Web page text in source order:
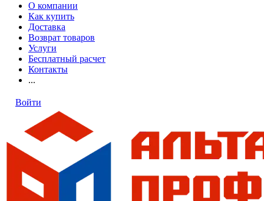
О компании
Как купить
Доставка
Возврат товаров
Услуги
Бесплатный расчет
Контакты
...
Войти